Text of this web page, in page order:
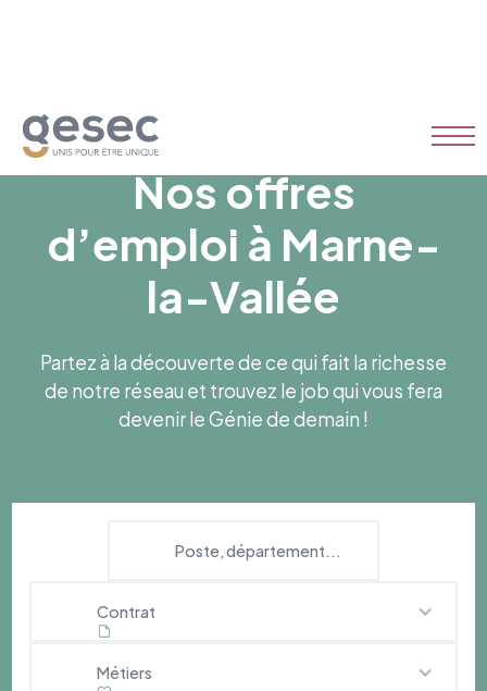
Nos offres
d’emploi à Marne-
la-Vallée
Partez à la découverte de ce qui fait la richesse
de notre réseau et trouvez le job qui vous fera
devenir le Génie de demain !
Contrat
Métiers